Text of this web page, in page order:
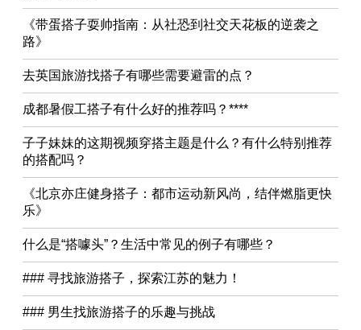
《带蛋搭子耍帅指南：从社恐到社交天花板的逆袭之
路》
去英国旅游找搭子有哪些需要避雷的点？
成都暑假工搭子有什么好的推荐吗？****
子子妹妹的这期视频穿搭主题是什么？有什么特别推荐
的搭配吗？
《北京亦庄健身搭子：都市运动新风尚，结伴燃脂更快
乐》
什么是“搭噱头”？生活中常见的例子有哪些？
### 寻找旅游搭子，探索江苏的魅力！
### 男生找旅游搭子的乐趣与挑战